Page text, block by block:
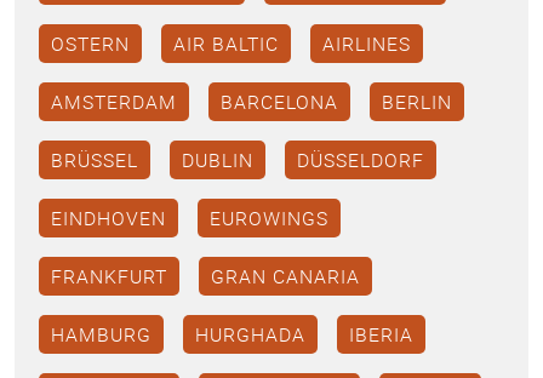
OSTERN AIR BALTIC AIRLINES
AMSTERDAM BARCELONA BERLIN
BRÜSSEL DUBLIN DÜSSELDORF
EINDHOVEN EUROWINGS
FRANKFURT GRAN CANARIA
HAMBURG HURGHADA IBERIA